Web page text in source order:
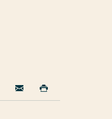
Deel
op
Email
deze deze